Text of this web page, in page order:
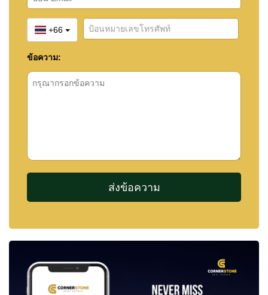
+66
ข้อความ: